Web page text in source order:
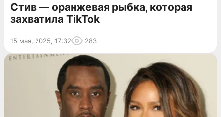
Стив — оранжевая рыбка, которая
захватила TikTok
15 мая, 2025, 17:32 283